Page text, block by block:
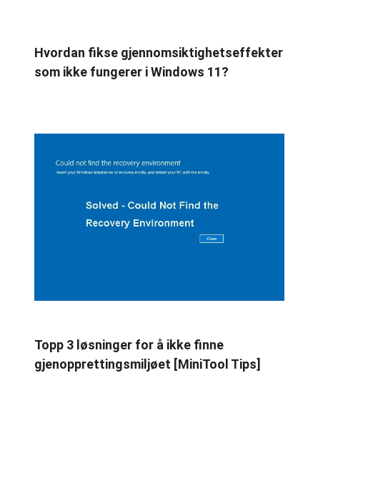
Hvordan fikse gjennomsiktighetseffekter
som ikke fungerer i Windows 11?
Topp 3 løsninger for å ikke finne
gjenopprettingsmiljøet [MiniTool Tips]